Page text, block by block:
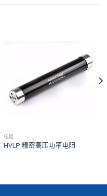
电阻
HVLP 精密高压功率电阻